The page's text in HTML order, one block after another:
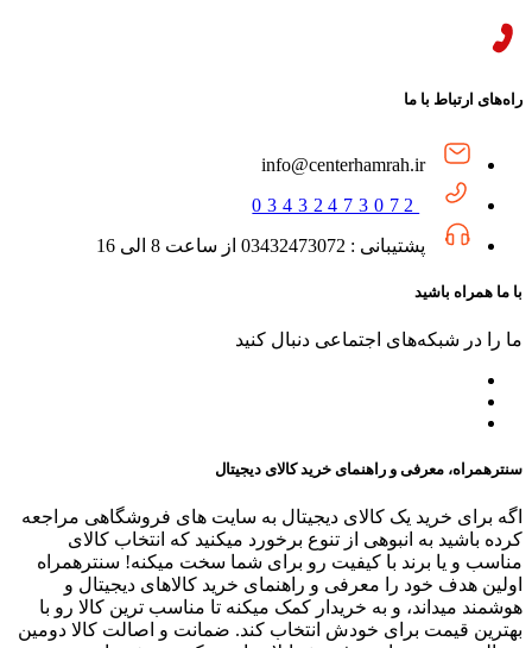
راه‌های ارتباط با ما
info@centerhamrah.ir
03432473072
پشتیبانی : 03432473072 از ساعت 8 الی 16
با ما همراه باشید
ما را در شبکه‌های اجتماعی دنبال کنید
سنترهمراه، معرفی و راهنمای خرید کالای دیجیتال
اگه برای خرید یک کالای دیجیتال به سایت های فروشگاهی مراجعه
کرده باشید به انبوهی از تنوع برخورد میکنید که انتخاب کالای
مناسب و یا برند با کیفیت رو برای شما سخت میکنه! سنترهمراه
اولین هدف خود را معرفی و راهنمای خرید کالاهای دیجیتال و
هوشمند میداند، و به خریدار کمک میکنه تا مناسب ترین کالا رو با
بهترین قیمت برای خودش انتخاب کند. ضمانت و اصالت کالا دومین